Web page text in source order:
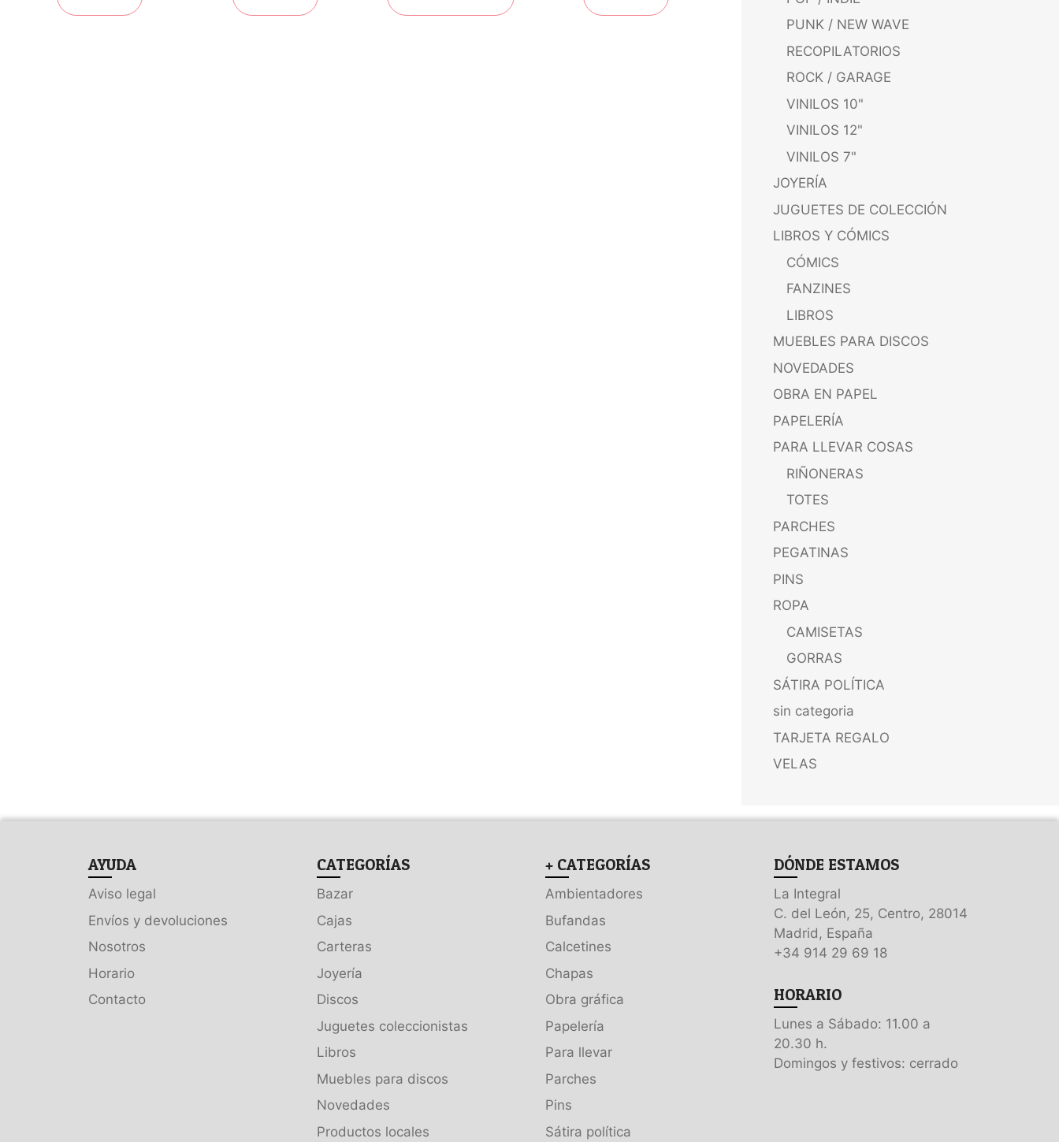
PUNK / NEW WAVE
RECOPILATORIOS
ROCK / GARAGE
VINILOS 10"
VINILOS 12"
VINILOS 7"
JOYERÍA
JUGUETES DE COLECCIÓN
LIBROS Y CÓMICS
CÓMICS
FANZINES
LIBROS
MUEBLES PARA DISCOS
NOVEDADES
OBRA EN PAPEL
PAPELERÍA
PARA LLEVAR COSAS
RIÑONERAS
TOTES
PARCHES
PEGATINAS
PINS
ROPA
CAMISETAS
GORRAS
SÁTIRA POLÍTICA
sin categoria
TARJETA REGALO
VELAS
AYUDA
Aviso legal
Envíos y devoluciones
Nosotros
Horario
Contacto
CATEGORÍAS
Bazar
Cajas
Carteras
Joyería
Discos
Juguetes coleccionistas
Libros
Muebles para discos
Novedades
Productos locales
+ CATEGORÍAS
Ambientadores
Bufandas
Calcetines
Chapas
Obra gráfica
Papelería
Para llevar
Parches
Pins
Sátira política
DÓNDE ESTAMOS
La Integral
C. del León, 25, Centro, 28014
Madrid, España
+34 914 29 69 18
HORARIO
Lunes a Sábado: 11.00 a
20.30 h.
Domingos y festivos: cerrado